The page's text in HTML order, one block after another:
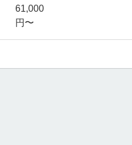
61,000
円〜